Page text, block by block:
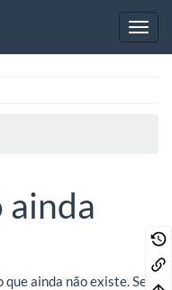
ainda
ainda não existe. Se